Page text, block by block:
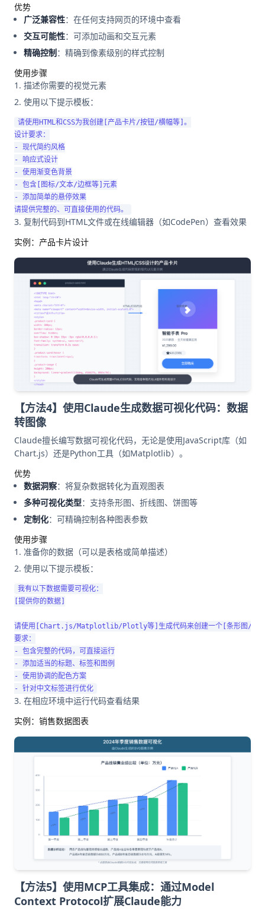
优势
广泛兼容性：在任何支持网页的环境中查看
交互可能性：可添加动画和交互元素
精确控制：精确到像素级别的样式控制
使用步骤
描述你需要的视觉元素
使用以下提示模板：
请使用HTML和CSS为我创建[产品卡片/按钮/横幅等]。
设计要求：
- 现代简约风格
- 响应式设计
- 使用渐变色背景
- 包含[图标/文本/边框等]元素
- 添加简单的悬停效果
复制代码到HTML文件或在线编辑器（如CodePen）查看效果
实例：产品卡片设计
【方法4】使用Claude生成数据可视化代码：数据
转图像
Claude擅长编写数据可视化代码，无论是使用JavaScript库（如
Chart.js）还是Python工具（如Matplotlib）。
优势
数据洞察：将复杂数据转化为直观图表
多种可视化类型：支持条形图、折线图、饼图等
定制化：可精确控制各种图表参数
使用步骤
准备你的数据（可以是表格或简单描述）
使用以下提示模板：
我有以下数据需要可视化：
[提供你的数据]
请使用[Chart.js/Matplotlib/Plotly等]生成代码来创建一个[条形图/折
要求：
- 包含完整的代码，可直接运行
- 添加适当的标题、标签和图例
- 使用协调的配色方案
在相应环境中运行代码查看结果
实例：销售数据图表
【方法5】使用MCP工具集成：通过Model
Context Protocol扩展Claude能力